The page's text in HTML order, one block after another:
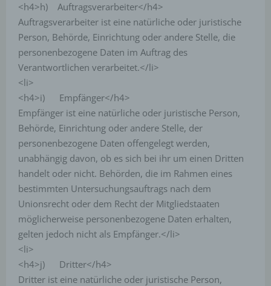
<h4>h) Auftragsverarbeiter</h4>
Auftragsverarbeiter ist eine natürliche oder juristische
Person, Behörde, Einrichtung oder andere Stelle, die
personenbezogene Daten im Auftrag des
Verantwortlichen verarbeitet.</li>
<li>
<h4>i) Empfänger</h4>
Empfänger ist eine natürliche oder juristische Person,
Behörde, Einrichtung oder andere Stelle, der
personenbezogene Daten offengelegt werden,
unabhängig davon, ob es sich bei ihr um einen Dritten
handelt oder nicht. Behörden, die im Rahmen eines
bestimmten Untersuchungsauftrags nach dem
Unionsrecht oder dem Recht der Mitgliedstaaten
möglicherweise personenbezogene Daten erhalten,
gelten jedoch nicht als Empfänger.</li>
<li>
<h4>j) Dritter</h4>
Dritter ist eine natürliche oder juristische Person,